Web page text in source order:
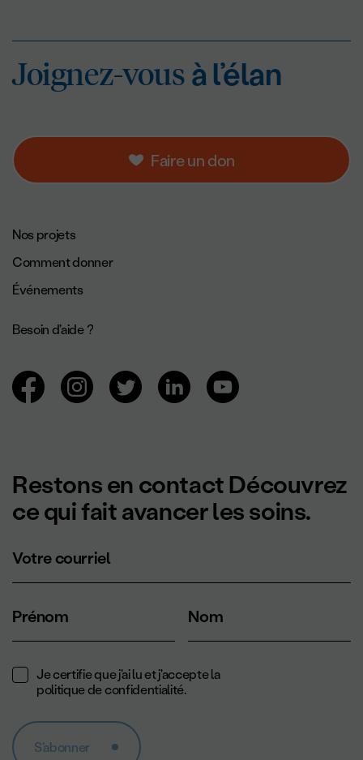
Faire un don
Joignez-vousà
Joignez-vousà l’élan
Navigation de pied de page.
Nos projets
Comment donner
Événements
Besoin d'aide ?
Navigation des réseaux sociaux.
Restons en contact Découvrez
ce qui fait avancer les soins.
Votre courriel
Prénom Nom
Je certifie que j'ai lu et j'accepte la
politique de confidentialité.
S'abonner